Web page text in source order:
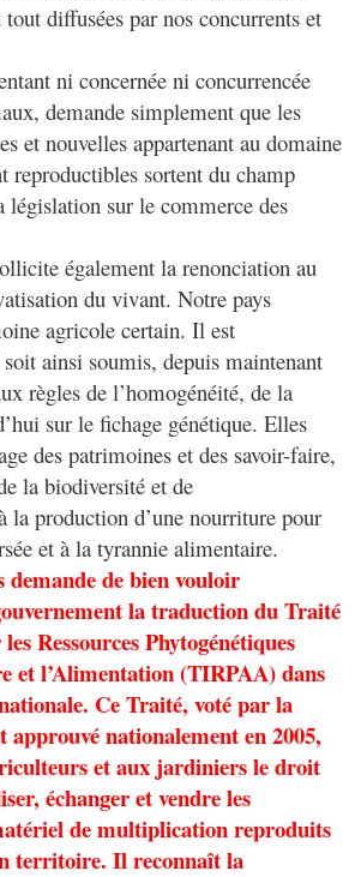
diffusées par nos concurrents et
ni concernée ni concurrencée
demande simplement que les
et nouvelles appartenant au domaine
reproductibles sortent du champ
législation sur le commerce des
également la renonciation au
du vivant. Notre pays
agricole certain. Il est
ainsi soumis, depuis maintenant
règles de l’homogénéité, de la
sur le fichage génétique. Elles
des patrimoines et des savoir-faire,
la biodiversité et de
la production d’une nourriture pour
et à la tyrannie alimentaire.
demande de bien vouloir
la traduction du Traité
Ressources Phytogénétiques
et l’Alimentation (TIRPAA) dans
Ce Traité, voté par la
approuvé nationalement en 2005,
et aux jardiniers le droit
échanger et vendre les
de multiplication reproduits
territoire. Il reconnaît la